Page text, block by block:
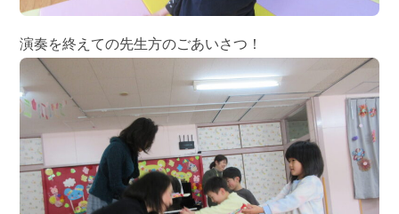
演奏を終えての先生方のごあいさつ！